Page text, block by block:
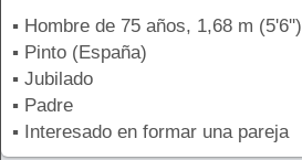
▪ Hombre de 75 años, 1,68 m (5'6'')
▪ Pinto (España)
▪ Jubilado
▪ Padre
▪ Interesado en formar una pareja